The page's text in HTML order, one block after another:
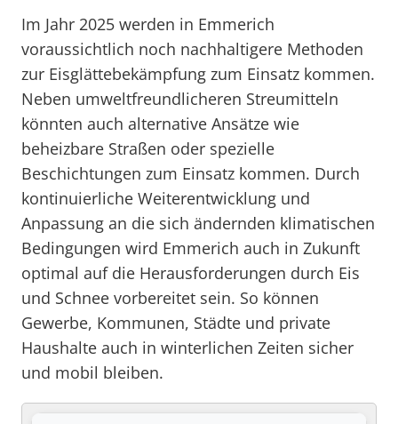
Im Jahr 2025 werden in Emmerich
voraussichtlich noch nachhaltigere Methoden
zur Eisglättebekämpfung zum Einsatz kommen.
Neben umweltfreundlicheren Streumitteln
könnten auch alternative Ansätze wie
beheizbare Straßen oder spezielle
Beschichtungen zum Einsatz kommen. Durch
kontinuierliche Weiterentwicklung und
Anpassung an die sich ändernden klimatischen
Bedingungen wird Emmerich auch in Zukunft
optimal auf die Herausforderungen durch Eis
und Schnee vorbereitet sein. So können
Gewerbe, Kommunen, Städte und private
Haushalte auch in winterlichen Zeiten sicher
und mobil bleiben.